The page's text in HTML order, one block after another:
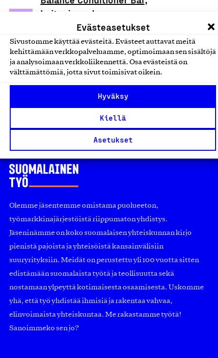
Evästeasetukset
Sivustomme käyttää evästeitä. Evästeet auttavat meitä
kehittämään verkkopalveluamme, optimoimaan sen sisältöjä
ja analysoimaan verkkoliikennettä. Osa evästeistä on
välttämättömiä, jotta sivut toimisivat oikein.
Hyväksy
Kiellä
Asetukset
hoitoainepala
Nordic Farma, Tuote
Kosmetiikka-, hius- ja ihonhoitotuotteet
Lip Balm Wilderness, huulivoide
Kosmetiikka-, hius- ja ihonhoitotuotteet
Olemme jäsentemme omistama puolueeton,
työmarkkinajärjestöistä riippumaton yhdistys.
Jäseninämme on koko suomalaisen yhteiskunnan kirjo
pienistä pajoista ja yhteisöistä kansainvälisiin
suuryrityksiin. Meidät on perustettu yli 100 vuotta sitten
edistämään suomalaista työtä ja teollisuutta sekä
nostamaan ylpeyttä kotimaisesta osaamisesta. Uskomme
yhä, että työ yhdistää ihmisiä ja rakentaa vahvaa,
elinvoimaista yhteiskuntaa. Me rakastamme työtä!
Sanoimmeko sen jo?